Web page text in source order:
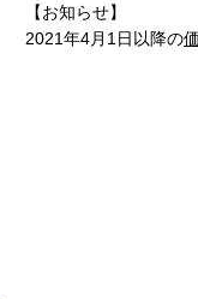
【お知らせ】
2021年4月1日以降の